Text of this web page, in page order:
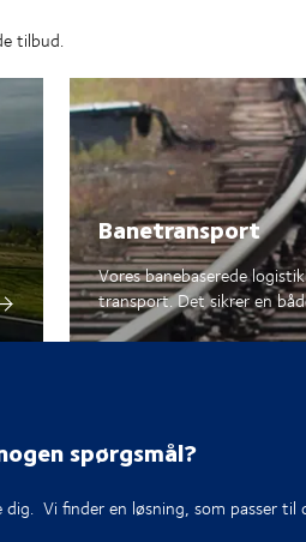
tilbud.
Banetransport
Vores banebaserede
transport. Det sikrer en
spørgsmål?
Vi finder en løsning, som passer til